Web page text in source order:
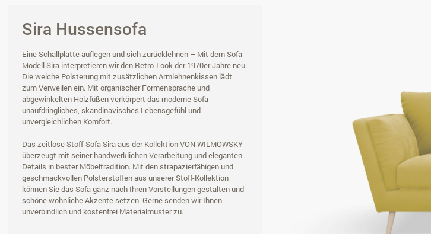
Sira Hussensofa
Eine Schallplatte auflegen und sich zurücklehnen – Mit dem Sofa-
Modell Sira interpretieren wir den Retro-Look der 1970er Jahre neu.
Die weiche Polsterung mit zusätzlichen Armlehnenkissen lädt
zum Verweilen ein. Mit organischer Formensprache und
abgewinkelten Holzfüßen verkörpert das moderne Sofa
unaufdringliches, skandinavisches Lebensgefühl und
unvergleichlichen Komfort.
Das zeitlose Stoff-Sofa Sira aus der Kollektion VON WILMOWSKY
überzeugt mit seiner handwerklichen Verarbeitung und eleganten
Details in bester Möbeltradition. Mit den strapazierfähigen und
geschmackvollen Polsterstoffen aus unserer Stoff-Kollektion
können Sie das Sofa ganz nach Ihren Vorstellungen gestalten und
schöne wohnliche Akzente setzen. Gerne senden wir Ihnen
unverbindlich und kostenfrei Materialmuster zu.